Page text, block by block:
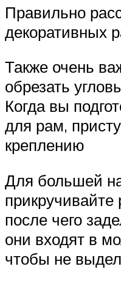
Правильно
декоративных
Также очень
обрезать
Когда вы
для рам,
креплению
Для большей
после чего
они входят в
чтобы не